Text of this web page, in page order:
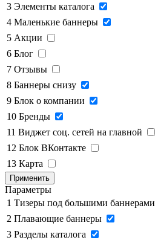
3 Элементы каталога
4 Маленькие баннеры
5 Акции
6 Блог
7 Отзывы
8 Баннеры снизу
9 Блок о компании
10 Бренды
11 Виджет соц. сетей на главной
12 Блок ВКонтакте
13 Карта
Применить
Параметры
1 Тизеры под большими баннерами
2 Плавающие баннеры
3 Разделы каталога